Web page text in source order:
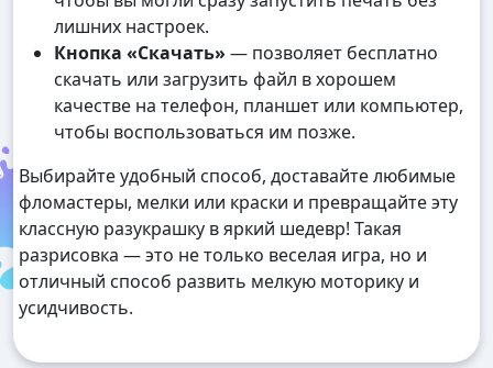
лишних настроек.
Кнопка «Скачать» — позволяет бесплатно
скачать или загрузить файл в хорошем
качестве на телефон, планшет или компьютер,
чтобы воспользоваться им позже.
Выбирайте удобный способ, доставайте любимые
фломастеры, мелки или краски и превращайте эту
классную разукрашку в яркий шедевр! Такая
разрисовка — это не только веселая игра, но и
отличный способ развить мелкую моторику и
усидчивость.